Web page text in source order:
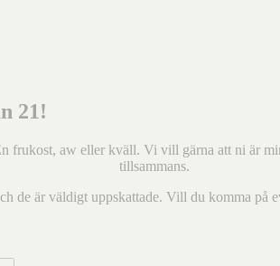
21!
frukost, aw eller kväll. Vi vill gärna att ni är
tillsammans.
är väldigt uppskattade. Vill du komma på